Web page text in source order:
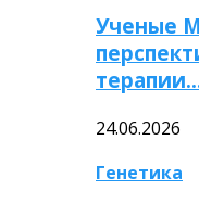
Ученые
24.06.2026
Генетика